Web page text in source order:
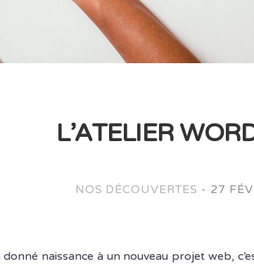
L’ATELIER
NOS DÉCOUVERTES - 27
naissance à un nouveau projet web,